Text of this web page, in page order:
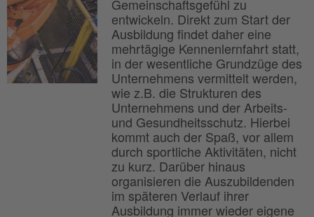
Gemeinschaftsgefühl zu
entwickeln. Direkt zum Start der
Ausbildung findet daher eine
mehrtägige Kennenlernfahrt statt,
in der wesentliche Grundzüge des
Unternehmens vermittelt werden,
wie z.B. die Strukturen des
Unternehmens und der Arbeits-
und Gesundheitsschutz. Hierbei
kommt auch der Spaß, vor allem
durch sportliche Aktivitäten, nicht
zu kurz. Darüber hinaus
organisieren die Auszubildenden
im späteren Verlauf ihrer
Ausbildung immer wieder eigene